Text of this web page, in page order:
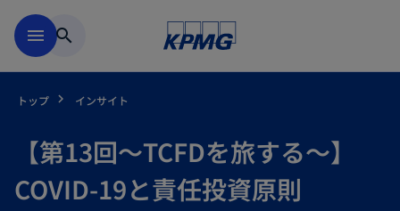
menu search
トップ インサイト
【第13回～TCFDを旅する～】
COVID-19と責任投資原則